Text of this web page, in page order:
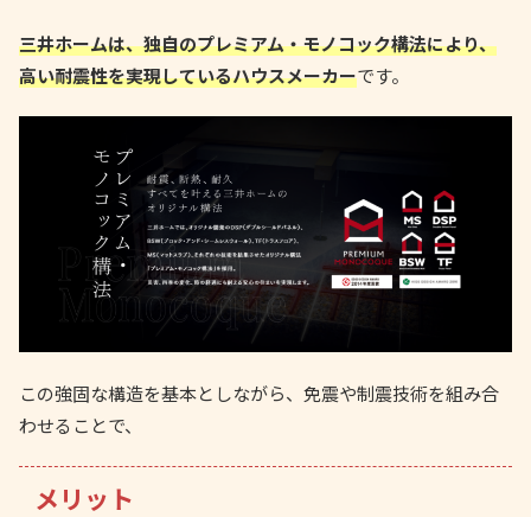
三井ホームは、独自のプレミアム・モノコック構法により、
高い耐震性を実現しているハウスメーカーです。
この強固な構造を基本としながら、免震や制震技術を組み合
わせることで、
メリット